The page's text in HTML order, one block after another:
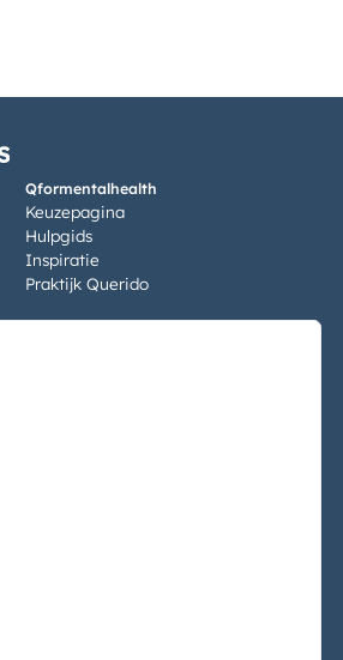
Qformentalhealth
Keuzepagina
Hulpgids
Inspiratie
Praktijk Querido